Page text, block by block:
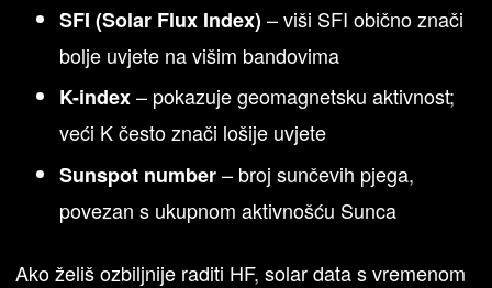
SFI (Solar Flux Index)– viši SFI obično znači
bolje uvjete na višim bandovima
K-index– pokazuje geomagnetsku aktivnost;
veći K često znači lošije uvjete
Sunspot number– broj sunčevih pjega,
povezan s ukupnom aktivnošću Sunca
Ako želiš ozbiljnije raditi HF, solar data s vremenom